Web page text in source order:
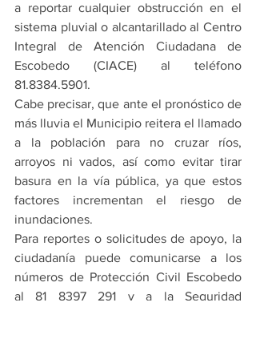
a reportar cualquier obstrucción en el
sistema pluvial o alcantarillado al Centro
Integral de Atención Ciudadana de
Escobedo (CIACE) al teléfono
81.8384.5901.
Cabe precisar, que ante el pronóstico de
más lluvia el Municipio reitera el llamado
a la población para no cruzar ríos,
arroyos ni vados, así como evitar tirar
basura en la vía pública, ya que estos
factores incrementan el riesgo de
inundaciones.
Para reportes o solicitudes de apoyo, la
ciudadanía puede comunicarse a los
números de Protección Civil Escobedo
al 81 8397 291 y a la Seguridad